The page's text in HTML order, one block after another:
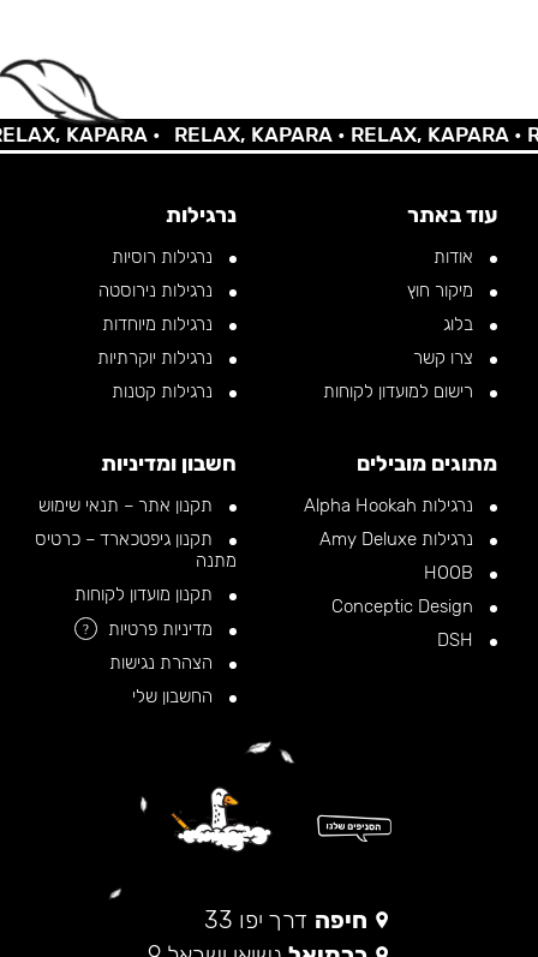
KAPARA • RELAX, KAPARA •RELAX, KAPARA •
עוד באתר
אודות
מיקור חוץ
בלוג
צרו קשר
רישום למועדון לקוחות
נרגילות
נרגילות רוסיות
נרגילות נירוסטה
נרגילות מיוחדות
נרגילות יוקרתיות
נרגילות קטנות
מתוגים מובילים
נרגילות Alpha Hookah
נרגילות Amy Deluxe
חשבון ומדיניות
תקנון אתר – תנאי שימוש
תקנון גיפטכארד – כרטיס
מתנה
תקנון מועדון לקוחות
מדיניות פרטיות
?
הצהרת נגישות
החשבון שלי
חיפה דרך יפו 33